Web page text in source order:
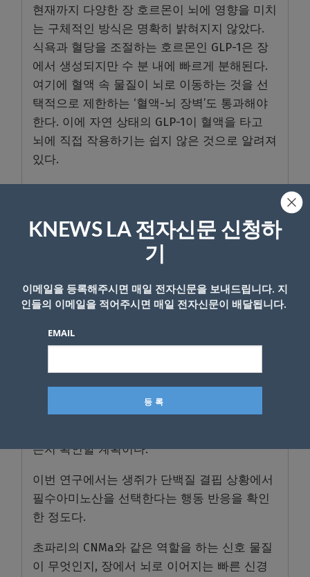
현재까지 다양한 장 호르몬이 뇌에 영향을 미치
는 구체적인 방식은 명확히 밝혀지지 않았다.
식욕과 혈당을 조절하는 호르몬인 GLP-1은 장
에서 생성되지만 수 분 내에 빠르게 분해된다.
여기에 혈액 속 물질이 뇌로 이동하는 것을 선
택적으로 제한하는 ‘혈액-뇌 장벽’도 통과해야
한다. 이에 자연 상태의 GLP-1이 혈액을 타고
뇌에 직접 작용하기는 쉽지 않은 것으로 알려져
있다.
경 경로를 통해 신호를 전달한다는 가능성을 뒷
서 더 오래 유지되도록 만든 약물이다.
이 행동 장애 연구에 중요한 단서가 될 것으로
연구진은 앞으로 초파리에서 확인한 CNMa 기
는지 확인할 계획이다.
이번 연구에서는 생쥐가 단백질 결핍 상황에서
필수아미노산을 선택한다는 행동 반응을 확인
한 정도다.
초파리의 CNMa와 같은 역할을 하는 신호 물질
이 무엇인지, 장에서 뇌로 이어지는 빠른 신경
KNEWS LA 전자신문 신청하
기
이메일을 등록해주시면 매일 전자신문을 보내드립니다. 지
인들의 이메일을 적어주시면 매일 전자신문이 배달됩니다.
EMAIL